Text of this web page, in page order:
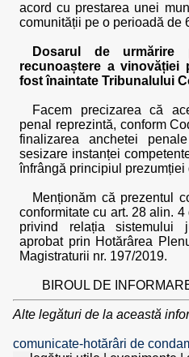
acord cu prestarea unei
comunității pe o perioadă de
Dosarul de
recunoaștere a vinovăției
fost înaintate Tribunalului
Facem precizarea că
penal reprezintă, conform
finalizarea anchetei
sesizare instanței
înfrângă principiul prezumției
Menționăm că prezentul
conformitate cu art. 28 alin.
privind relația sistemului
aprobat prin Hotărârea
Magistraturii nr. 197/2019.
BIROUL DE
Alte legături de la această
comunicate-hotărâri de